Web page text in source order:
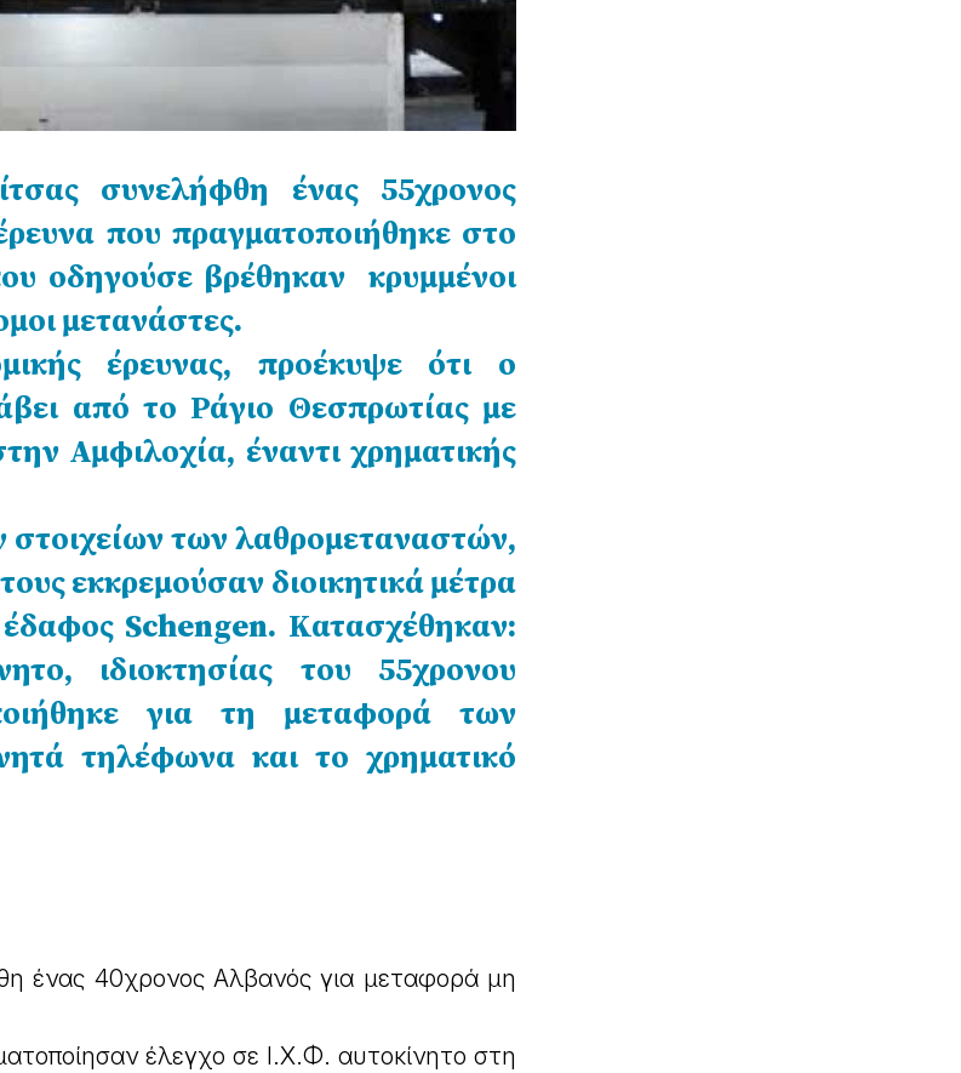
συνελήφθη ένας 55χρονος
που πραγματοποιήθηκε στο
οδηγούσε βρέθηκαν κρυμμένοι
μετανάστες.
έρευνας, προέκυψε ότι ο
από το Ράγιο Θεσπρωτίας με
Αμφιλοχία, έναντι χρηματικής
στοιχείων των λαθρομεταναστών,
εκκρεμούσαν διοικητικά μέτρα
Schengen. Κατασχέθηκαν:
ιδιοκτησίας του 55χρονου
για τη μεταφορά των
τηλέφωνα και το χρηματικό
ένας 40χρονος Αλβανός για μεταφορά μη
έλεγχο σε Ι.Χ.Φ. αυτοκίνητο στη